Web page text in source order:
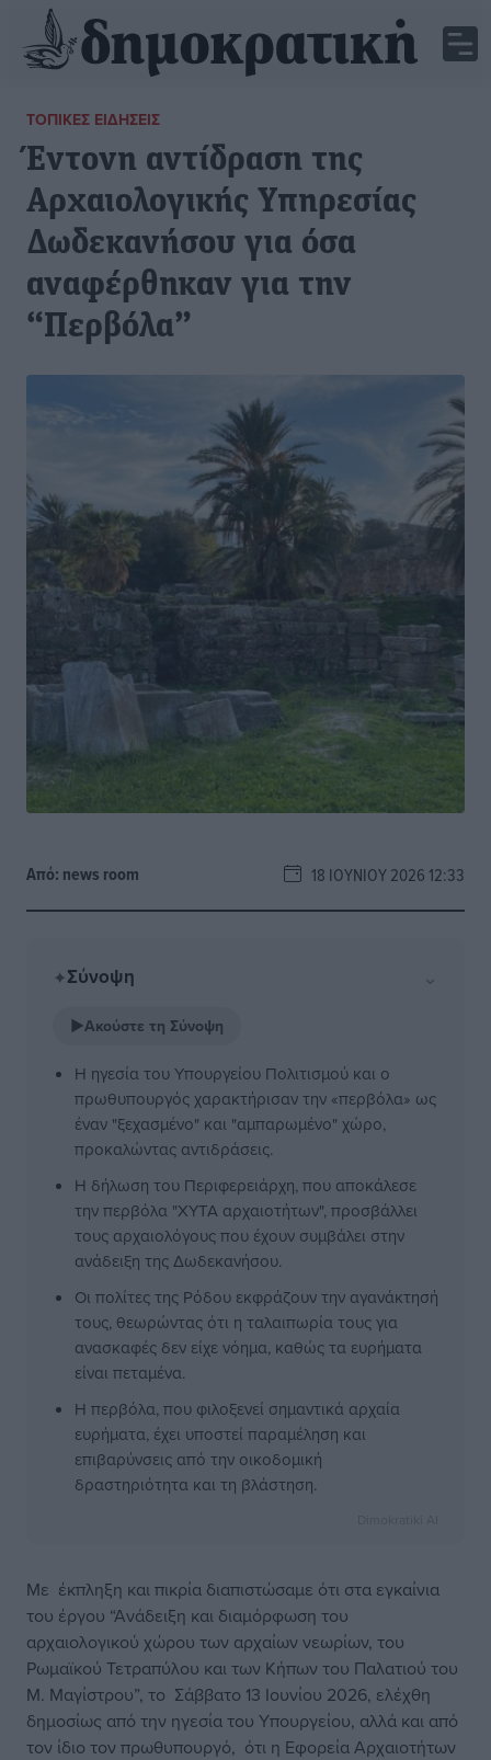
ΤΟΠΙΚΈΣ ΕΙΔΉΣΕΙΣ
Έντονη αντίδραση της
Αρχαιολογικής Υπηρεσίας
Δωδεκανήσου για όσα
αναφέρθηκαν για την
“Περβόλα”
Από: news room 18 ΙΟΥΝΊΟΥ 2026 12:33
✦Σύνοψη ⌄
▶Ακούστε τη Σύνοψη
Η ηγεσία του Υπουργείου Πολιτισμού και ο
πρωθυπουργός χαρακτήρισαν την «περβόλα» ως
έναν "ξεχασμένο" και "αμπαρωμένο" χώρο,
προκαλώντας αντιδράσεις.
Η δήλωση του Περιφερειάρχη, που αποκάλεσε
την περβόλα "ΧΥΤΑ αρχαιοτήτων", προσβάλλει
τους αρχαιολόγους που έχουν συμβάλει στην
ανάδειξη της Δωδεκανήσου.
Οι πολίτες της Ρόδου εκφράζουν την αγανάκτησή
τους, θεωρώντας ότι η ταλαιπωρία τους για
ανασκαφές δεν είχε νόημα, καθώς τα ευρήματα
είναι πεταμένα.
Η περβόλα, που φιλοξενεί σημαντικά αρχαία
ευρήματα, έχει υποστεί παραμέληση και
επιβαρύνσεις από την οικοδομική
δραστηριότητα και τη βλάστηση.
Με έκπληξη και πικρία διαπιστώσαμε ότι στα εγκαίνια
του έργου “Ανάδειξη και διαμόρφωση του
αρχαιολογικού χώρου των αρχαίων νεωρίων, του
Ρωμαϊκού Τετραπύλου και των Κήπων του Παλατιού του
Μ. Μαγίστρου”, το Σάββατο 13 Ιουνίου 2026, ελέχθη
δημοσίως από την ηγεσία του Υπουργείου, αλλά και από
τον ίδιο τον πρωθυπουργό, ότι η Εφορεία Αρχαιοτήτων